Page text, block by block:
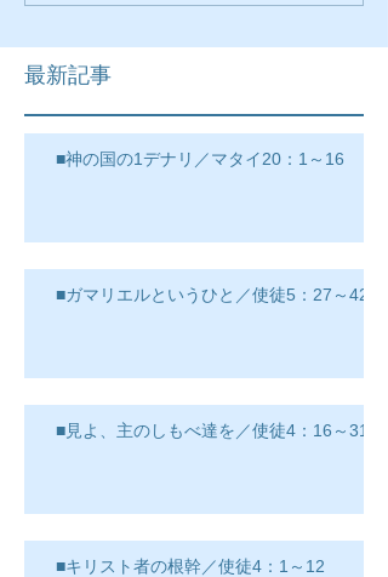
最新記事
■神の国の1デナリ／マタイ20：1～16
■ガマリエルというひと／使徒5：27～42
■見よ、主のしもべ達を／使徒4：16～31
■キリスト者の根幹／使徒4：1～12